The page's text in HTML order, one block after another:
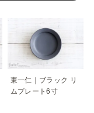
東一仁｜ブラック リ
ムプレート6寸